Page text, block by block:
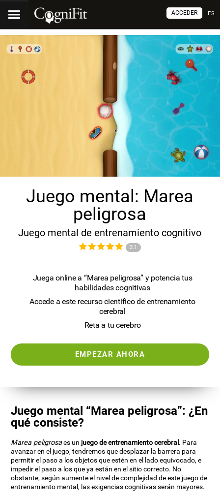
ES
ACCEDER
Juego mental: Marea
peligrosa
Juego mental de entrenamiento cognitivo
3.1
Juega online a “Marea peligrosa” y potencia tus
habilidades cognitivas
Accede a este recurso científico de entrenamiento
cerebral
Reta a tu cerebro
EMPEZAR AHORA
Juego mental “Marea peligrosa”: ¿En
qué consiste?
Marea peligrosaes un juego de entrenamiento cerebral. Para
avanzar en el juego, tendremos que desplazar la barrera para
permitir el paso a los objetos que estén en el lado equivocado, e
impedir el paso a los que ya están en el sitio correcto. No
obstante, según aumente el nivel de complejidad de este juego de
entrenamiento mental, las exigencias cognitivas serán mayores.